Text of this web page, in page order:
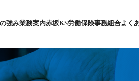
強み業務案内赤坂KS労働保険事務組合よく